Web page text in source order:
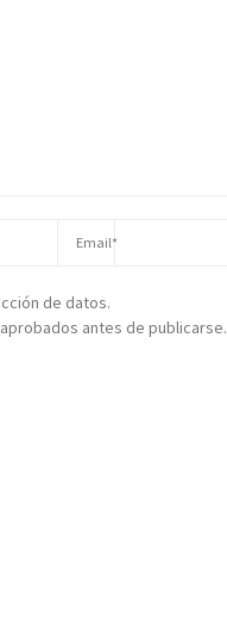
de datos.
antes de publicarse.